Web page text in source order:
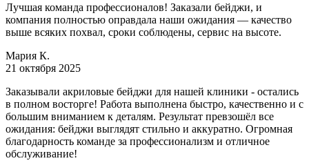
Лучшая команда профессионалов! Заказали бейджи, и
компания полностью оправдала наши ожидания — качество
выше всяких похвал, сроки соблюдены, сервис на высоте.
Мария К.
21 октября 2025
Заказывали акриловые бейджи для нашей клиники - остались
в полном восторге! Работа выполнена быстро, качественно и с
большим вниманием к деталям. Результат превзошёл все
ожидания: бейджи выглядят стильно и аккуратно. Огромная
благодарность команде за профессионализм и отличное
обслуживание!